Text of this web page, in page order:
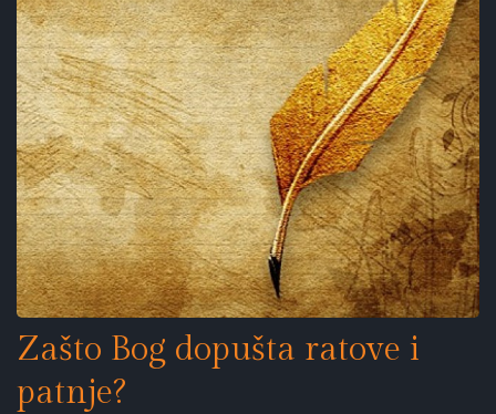
Zašto Bog dopušta ratove i
patnje?